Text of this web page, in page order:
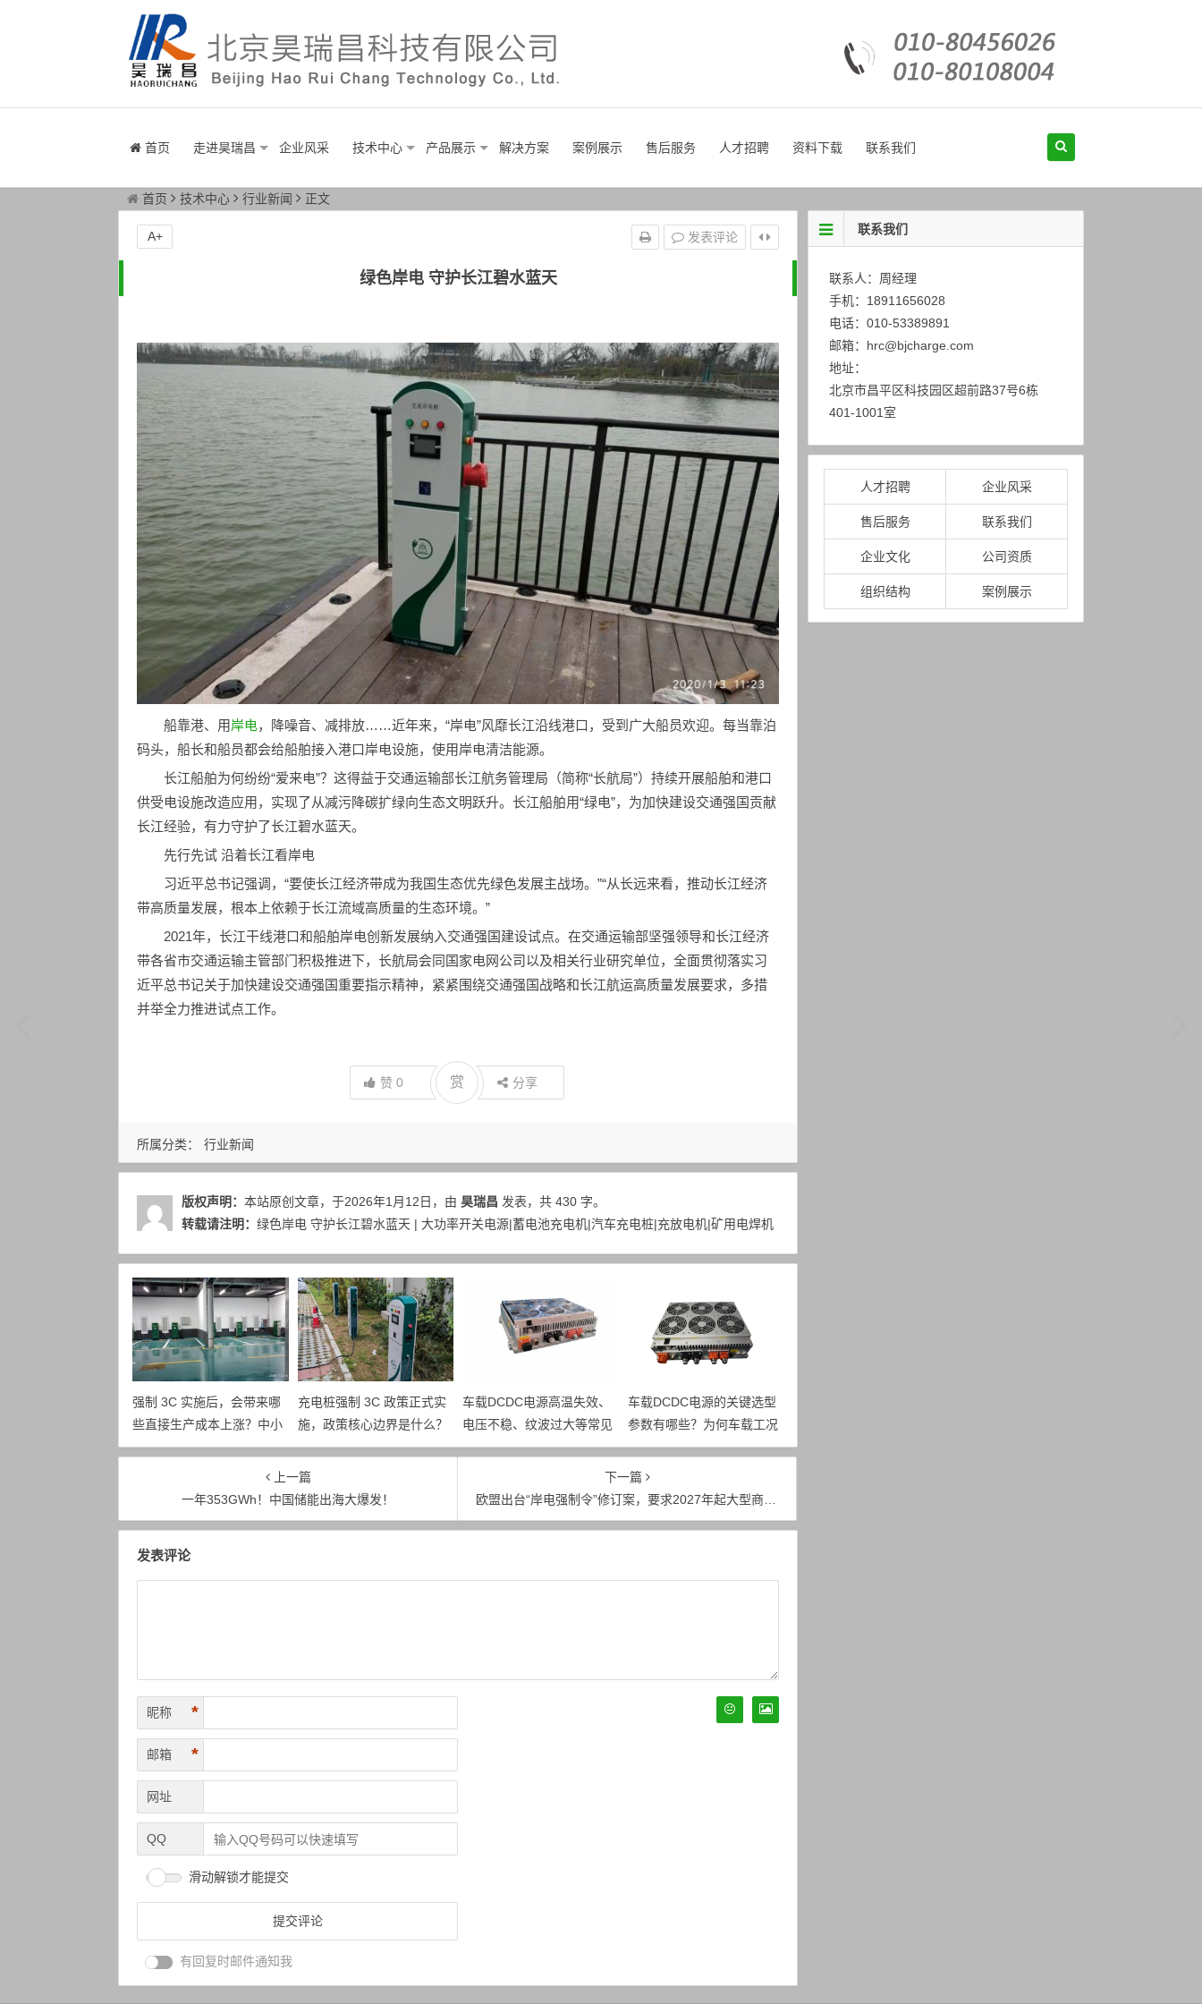
首页 走进昊瑞昌 企业风采 技术中心 产品展示 解决方案 案例展示 售后服务 人才招聘 资料下载 联系我们
首页 技术中心 行业新闻 正文
绿色岸电 守护长江碧水蓝天
船靠港、用岸电，降噪音、减排放……近年来，“岸电”风靡长江沿线港口，受到广大船员欢迎。每当靠泊
码头，船长和船员都会给船舶接入港口岸电设施，使用岸电清洁能源。
长江船舶为何纷纷“爱来电”？这得益于交通运输部长江航务管理局（简称“长航局”）持续开展船舶和港口
供受电设施改造应用，实现了从减污降碳扩绿向生态文明跃升。长江船舶用“绿电”，为加快建设交通强国贡献
长江经验，有力守护了长江碧水蓝天。
先行先试 沿着长江看岸电
习近平总书记强调，“要使长江经济带成为我国生态优先绿色发展主战场。”“从长远来看，推动长江经济
带高质量发展，根本上依赖于长江流域高质量的生态环境。”
2021年，长江干线港口和船舶岸电创新发展纳入交通强国建设试点。在交通运输部坚强领导和长江经济
带各省市交通运输主管部门积极推进下，长航局会同国家电网公司以及相关行业研究单位，全面贯彻落实习
近平总书记关于加快建设交通强国重要指示精神，紧紧围绕交通强国战略和长江航运高质量发展要求，多措
并举全力推进试点工作。
赞 0 赏 分享
发表评论
A+
所属分类： 行业新闻
版权声明： 本站原创文章，于2026年1月12日，由 昊瑞昌 发表，共 430 字。
转载请注明： 绿色岸电 守护长江碧水蓝天 | 大功率开关电源|蓄电池充电机|汽车充电桩|充放电机|矿用电焊机
强制 3C 实施后，会带来哪
些直接生产成本上涨？中小
充电桩企业面临怎样的成本
充电桩强制 3C 政策正式实
施，政策核心边界是什么？
对生产企业最直接的约束有
哪些？
车载DCDC电源高温失效、
电压不稳、纹波过大等常见
故障，主要诱因是什么？如
车载DCDC电源的关键选型
参数有哪些？为何车载工况
需要预留充足的电气裕量？
上一篇
一年353GWh！中国储能出海大爆发！
下一篇
欧盟出台“岸电强制令”修订案，要求2027年起大型商船100%使用交流岸电
发表评论
昵称 *
邮箱 *
网址
QQ
滑动解锁才能提交
有回复时邮件通知我
联系我们
联系人：周经理
手机：18911656028
电话：010-53389891
邮箱：hrc@bjcharge.com
地址：
北京市昌平区科技园区超前路37号6栋
401-1001室
人才招聘 企业风采
售后服务 联系我们
企业文化 公司资质
组织结构 案例展示